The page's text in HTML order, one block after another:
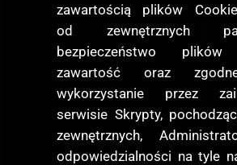
zawartością plików
od zewnętrznych
bezpieczeństwo
zawartość oraz
wykorzystanie przez
serwisie Skrypty,
zewnętrznych,
odpowiedzialności na tyle